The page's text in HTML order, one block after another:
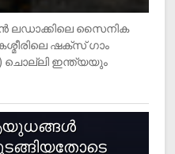
ലഡാക്കിലെ സൈനിക
കശ്മീരിലെ ഷക്സ് ​ഗാം
ചൊല്ലി ഇന്ത്യയും